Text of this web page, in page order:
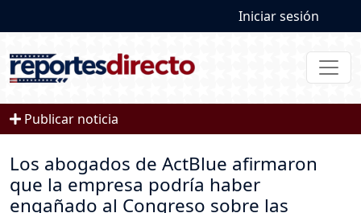
User
Iniciar sesión
Publicar noticia
Los abogados de ActBlue afirmaron
que la empresa podría haber
engañado al Congreso sobre las